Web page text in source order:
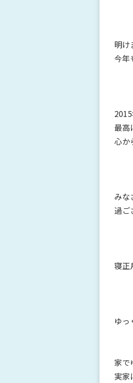
明け
今年
最高
心か
みな
過ご
寝正
ゆっ
家で
実家